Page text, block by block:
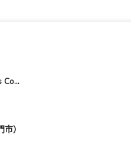
客美多咖啡 Komeda‘s Coffee - 台南小北店
）